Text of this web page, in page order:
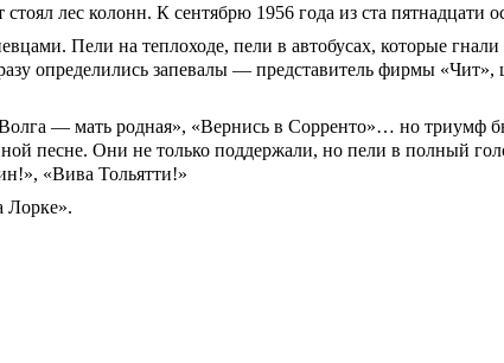
лес колонн. К сентябрю 1956 года из ста пятнадцати
Пели на теплоходе, пели в автобусах, которые
определились запевалы — представитель фирмы
— мать родная», «Вернись в Сорренто»… но триумф
песне. Они не только поддержали, но пели в полный
«Вива Тольятти!»
Лорке».